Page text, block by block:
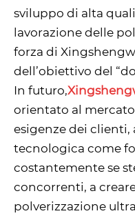
sviluppo di alta
lavorazione delle
forza di
dell’obiettivo del
In futuro,
orientato al
esigenze dei
tecnologica come
costantemente se
concorrenti, a
polverizzazione